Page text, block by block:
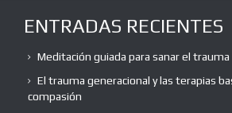
ENTRADAS RECIENTES
Meditación guiada para sanar el trauma
El trauma generacional y las terapias
compasión